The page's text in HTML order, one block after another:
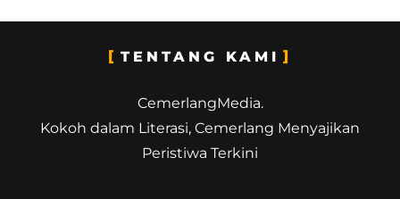
TENTANG KAMI
CemerlangMedia.
Kokoh dalam Literasi, Cemerlang Menyajikan
Peristiwa Terkini